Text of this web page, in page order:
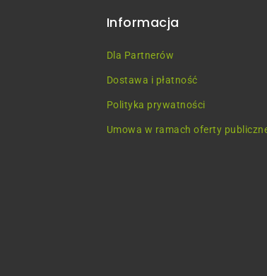
Informacja
Dla Partnerów
Dostawa i płatność
Polityka prywatności
Umowa w ramach oferty